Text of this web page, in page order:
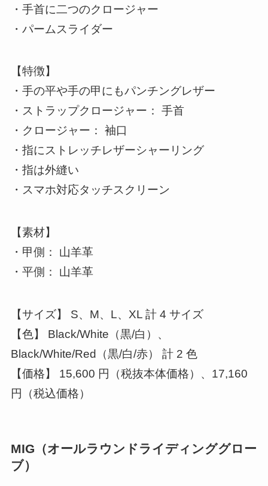
・手首に二つのクロージャー
・パームスライダー
【特徴】
・手の平や手の甲にもパンチングレザー
・ストラップクロージャー： 手首
・クロージャー： 袖口
・指にストレッチレザーシャーリング
・指は外縫い
・スマホ対応タッチスクリーン
【素材】
・甲側： 山羊革
・平側： 山羊革
【サイズ】 S、M、L、XL 計 4 サイズ
【色】 Black/White（黒/白）、
Black/White/Red（黒/白/赤） 計 2 色
【価格】 15,600 円（税抜本体価格）、17,160
円（税込価格）
MIG（オールラウンドライディンググロー
ブ）